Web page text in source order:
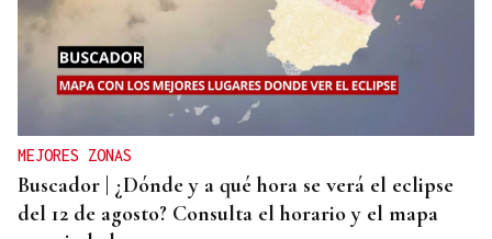
MEJORES ZONAS
Buscador | ¿Dónde y a qué hora se verá el eclipse
del 12 de agosto? Consulta el horario y el mapa